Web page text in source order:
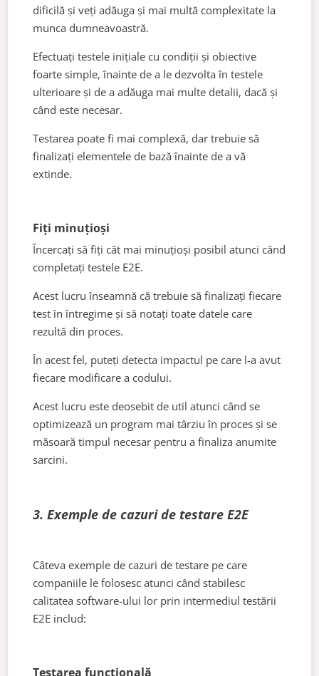
dificilă și veți adăuga și mai multă complexitate la
munca dumneavoastră.
Efectuați testele inițiale cu condiții și obiective
foarte simple, înainte de a le dezvolta în testele
ulterioare și de a adăuga mai multe detalii, dacă și
când este necesar.
Testarea poate fi mai complexă, dar trebuie să
finalizați elementele de bază înainte de a vă
extinde.
Fiți minuțioși
Încercați să fiți cât mai minuțioși posibil atunci când
completați testele E2E.
Acest lucru înseamnă că trebuie să finalizați fiecare
test în întregime și să notați toate datele care
rezultă din proces.
În acest fel, puteți detecta impactul pe care l-a avut
fiecare modificare a codului.
Acest lucru este deosebit de util atunci când se
optimizează un program mai târziu în proces și se
măsoară timpul necesar pentru a finaliza anumite
sarcini.
3. Exemple de cazuri de testare E2E
Câteva exemple de cazuri de testare pe care
companiile le folosesc atunci când stabilesc
calitatea software-ului lor prin intermediul testării
E2E includ:
Testarea funcțională